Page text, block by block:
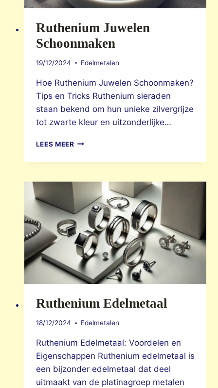
Ruthenium Juwelen
Schoonmaken
19/12/2024 Edelmetalen
Hoe Ruthenium Juwelen Schoonmaken?
Tips en Tricks Ruthenium sieraden
staan bekend om hun unieke zilvergrijze
tot zwarte kleur en uitzonderlijke…
LEES MEERRUTHENIUM
SCHOONMAKEN
Ruthenium Edelmetaal
18/12/2024 Edelmetalen
Ruthenium Edelmetaal: Voordelen en
Eigenschappen Ruthenium edelmetaal is
een bijzonder edelmetaal dat deel
uitmaakt van de platinagroep metalen